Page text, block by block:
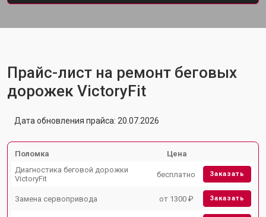
Прайс-лист на ремонт беговых
дорожек VictoryFit
Дата обновления прайса: 20.07.2026
Поломка
Цена
Диагностика беговой дорожки
VictoryFit
бесплатно Заказать
Замена сервопривода от 1300 ₽ Заказать